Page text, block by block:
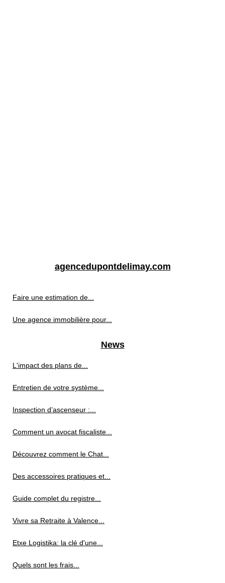
agencedupontdelimay.com
Faire une estimation de...
Une agence immobilière pour...
News
L'impact des plans de...
Entretien de votre système...
Inspection d’ascenseur :...
Comment un avocat fiscaliste...
Découvrez comment le Chat...
Des accessoires pratiques et...
Guide complet du registre...
Vivre sa Retraite à Valence...
Etxe Logistika: la clé d'une...
Quels sont les frais...